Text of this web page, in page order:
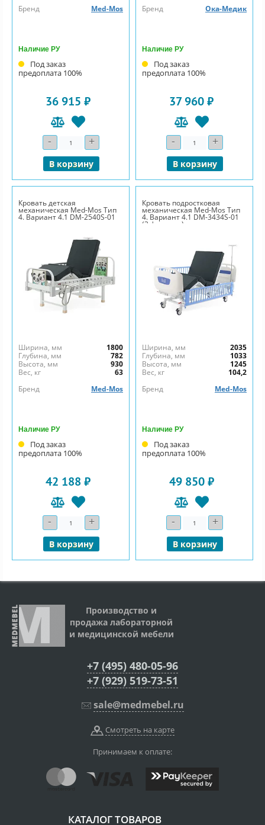
Бренд Med-Mos
Наличие РУ
Под заказ
предоплата 100%
36 915 ₽
- Количество+
В корзину
Бренд Ока-Медик
Наличие РУ
Под заказ
предоплата 100%
37 960 ₽
- Количество+
В корзину
Кровать детская
механическая Med-Mos Тип
4. Вариант 4.1 DM-2540S-01
Ширина, мм
1800
Глубина, мм
782
Высота, мм
930
Вес, кг
63
Бренд
Med-Mos
Наличие РУ
Под заказ
предоплата 100%
42 188 ₽
- Количество+
В корзину
Кровать подростковая
механическая Med-Mos Тип
4. Вариант 4.1 DM-3434S-01
(3 функции)
Ширина, мм
2035
Глубина, мм
1033
Высота, мм
1245
Вес, кг
104,2
Бренд
Med-Mos
Наличие РУ
Под заказ
предоплата 100%
49 850 ₽
- Количество+
В корзину
Производство и
продажа лабораторной
и медицинской мебели
+7 (495) 480-05-96
+7 (929) 519-73-51
sale@medmebel.ru
Смотреть на карте
Принимаем к оплате:
КАТАЛОГ ТОВАРОВ